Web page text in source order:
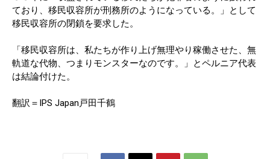
ており、移民収容所が刑務所のようになっている。」として
移民収容所の閉鎖を要求した。
「移民収容所は、私たちが作り上げ無理やり稼働させた、無
軌道な代物、つまりモンスターなのです。」とペルニア代表
は結論付けた。
翻訳＝IPS Japan戸田千鶴